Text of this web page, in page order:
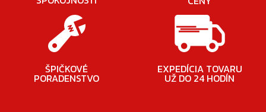
ŠPIČKOVÉ
PORADENSTVO
EXPEDÍCIA TOVARU
UŽ DO 24 HODÍN